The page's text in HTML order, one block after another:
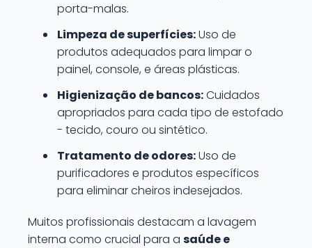
porta-malas.
Limpeza de superfícies:Uso de
produtos adequados para limpar o
painel, console, e áreas plásticas.
Higienização de bancos:Cuidados
apropriados para cada tipo de estofado
- tecido, couro ou sintético.
Tratamento de odores:Uso de
purificadores e produtos específicos
para eliminar cheiros indesejados.
Muitos profissionais destacam a lavagem
interna como crucial para a saúde e